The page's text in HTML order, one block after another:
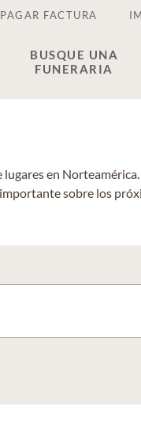
PAGAR FACTURA
BUSQUE UNA
FUNERARIA
en
sobre los